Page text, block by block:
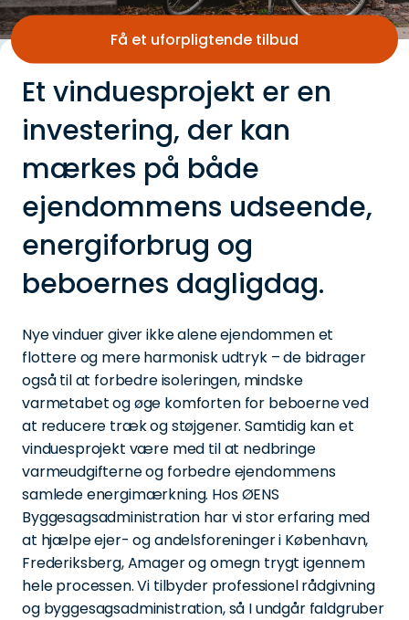
Få et uforpligtende tilbud
Et vinduesprojekt er en
investering, der kan
mærkes på både
ejendommens udseende,
energiforbrug og
beboernes dagligdag.
Nye vinduer giver ikke alene ejendommen et
flottere og mere harmonisk udtryk – de bidrager
også til at forbedre isoleringen, mindske
varmetabet og øge komforten for beboerne ved
at reducere træk og støjgener. Samtidig kan et
vinduesprojekt være med til at nedbringe
varmeudgifterne og forbedre ejendommens
samlede energimærkning. Hos ØENS
Byggesagsadministration har vi stor erfaring med
at hjælpe ejer- og andelsforeninger i København,
Frederiksberg, Amager og omegn trygt igennem
hele processen. Vi tilbyder professionel rådgivning
og byggesagsadministration, så I undgår faldgruber